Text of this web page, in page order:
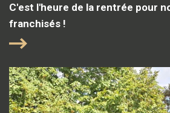
C'est l'heure de la rentrée pour
franchisés !